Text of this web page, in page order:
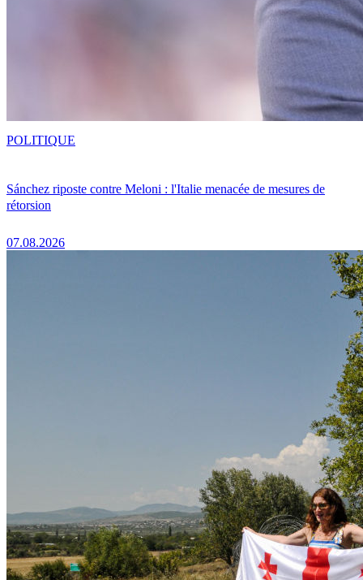
Sánchez riposte contre Meloni : l'Italie menacée de mesures de
rétorsion
07.08.2026
POLITIQUE